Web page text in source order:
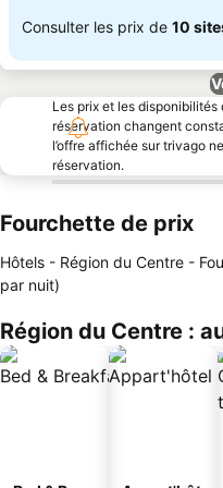
Consulter les prix de 10
Les prix et les
réservation changent
l’offre affichée sur trivago
réservation.
Fourchette de prix
Hôtels - Région du Centre -
par nuit)
Région du Centre :